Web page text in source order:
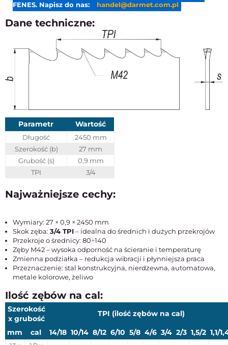
FENES. Napisz do nas:
handel@darmet.com.pl
Dane techniczne:
Parametr Wartość
Długość
2450 mm
Szerokość (b)
27 mm
Grubość (s)
0,9 mm
TPI
3/4
Najważniejsze cechy:
Wymiary: 27 × 0,9 × 2450 mm
Skok zęba: 3/4 TPI– idealna do średnich i dużych przekrojów
Przekroje o średnicy: 80÷140
Zęby M42 – wysoka odporność na ścieranie i temperaturę
Zmienna podziałka – redukcja wibracji i płynniejsza praca
Przeznaczenie: stal konstrukcyjna, nierdzewna, automatowa,
metale kolorowe, żeliwo
Ilość zębów na cal:
Szerokość
x grubość
TPI (ilość zębów na cal)
mm cal 14/18 10/14 8/12 6/10 5/8 4/6 3/4 2/3 1,5/2 1,1/